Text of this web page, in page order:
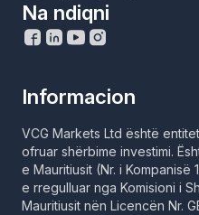
Informacion
VCG Markets Ltd është
ofruar shërbime investimi.
e Mauritiusit (Nr. i
e rregulluar nga Komisioni i
Mauritiusit nën Licencën Nr.
Na ndiqni